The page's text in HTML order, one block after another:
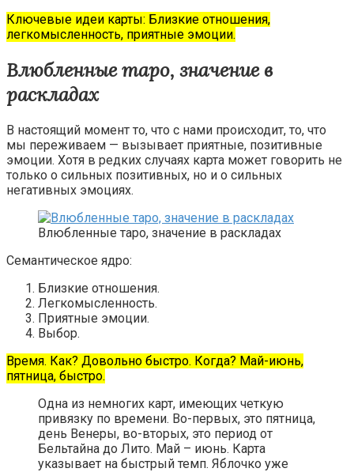
Ключевые идеи карты: Близкие отношения,
легкомысленность, приятные эмоции.
Влюбленные таро, значение в
раскладах
В настоящий момент то, что с нами происходит, то, что
мы переживаем — вызывает приятные, позитивные
эмоции. Хотя в редких случаях карта может говорить не
только о сильных позитивных, но и о сильных
негативных эмоциях.
Влюбленные таро, значение в раскладах
Семантическое ядро:
Близкие отношения.
Легкомысленность.
Приятные эмоции.
Выбор.
Время. Как? Довольно быстро. Когда? Май-июнь,
пятница, быстро.
Одна из немногих карт, имеющих четкую
привязку по времени. Во-первых, это пятница,
день Венеры, во-вторых, это период от
Бельтайна до Лито. Май – июнь. Карта
указывает на быстрый темп. Яблочко уже